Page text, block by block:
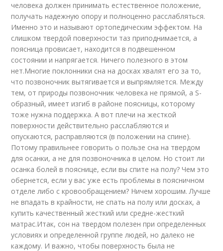
человека должен принимать естественное положение,
получать надежную опору и полноценно расслабляться.
Именно это и называют ортопедическим эффектом. На
слишком твердой поверхности таз приподнимается, а
поясница провисает, находится в подвешенном
состоянии и напрягается. Ничего полезного в этом
нет.Многие поклонники сна на досках хвалят его за то,
что позвоночник вытягивается и выпрямляется. Между
тем, от природы позвоночник человека не прямой, а S-
образный, имеет изгиб в районе поясницы, которому
тоже нужна поддержка. А вот плечи на жесткой
поверхности действительно расслабляются и
опускаются, расправляются (в положении на спине).
Потому правильнее говорить о пользе сна на твердом
для осанки, а не для позвоночника в целом. Но стоит ли
осанка болей в пояснице, если вы спите на полу? Чем это
обернется, если у вас уже есть проблемы в поясничном
отделе либо с кровообращением? Ничем хорошим. Лучше
не впадать в крайности, не спать на полу или досках, а
купить качественный жесткий или средне-жесткий
матрас.Итак, сон на твердом полезен при определенных
условиях и определенной группе людей, но далеко не
каждому. И важно, чтобы поверхность была не